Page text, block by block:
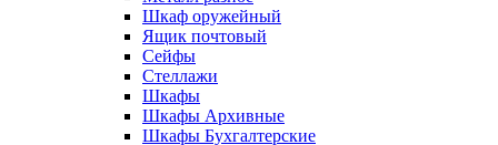
Шкаф оружейный
Ящик почтовый
Сейфы
Стеллажи
Шкафы
Шкафы Архивные
Шкафы Бухгалтерские